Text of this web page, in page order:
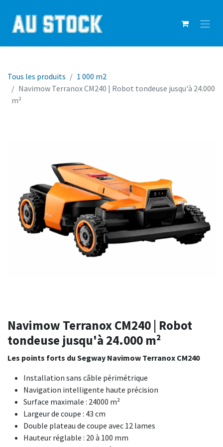
Tous les produits
1 000 m2
Navimow Terranox CM240 | Robot tondeuse jusqu'à 24.000
m²
Navimow Terranox CM240 | Robot
tondeuse jusqu'à 24.000 m²
Les points forts du Segway Navimow Terranox CM240
Installation sans câble périmétrique
Navigation intelligente haute précision
Surface maximale : 24000 m²
Largeur de coupe : 43 cm
Double plateau de coupe avec 12 lames
Hauteur réglable : 20 à 100 mm